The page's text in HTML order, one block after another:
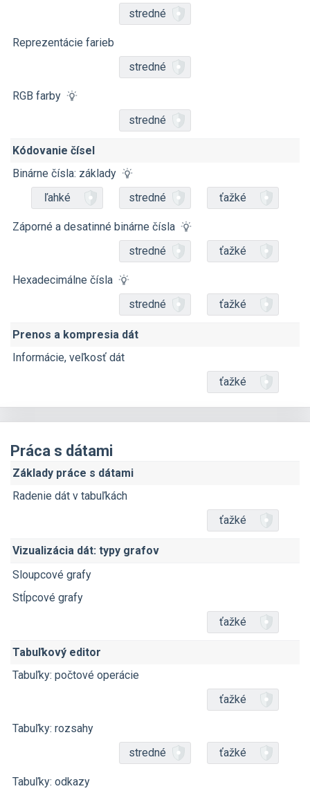
stredné
Reprezentácie farieb
stredné
RGB farby
stredné
Kódovanie čísel
Binárne čísla: základy
ľahké
stredné ťažké
Záporné a desatinné binárne čísla
stredné
ťažké
Hexadecimálne čísla
stredné
ťažké
Prenos a kompresia dát
Informácie, veľkosť dát
ťažké
Práca s dátami
Základy práce s dátami
Radenie dát v tabuľkách
ťažké
Vizualizácia dát: typy grafov
Sloupcové grafy
Stĺpcové grafy
ťažké
Tabuľkový editor
Tabuľky: počtové operácie
ťažké
Tabuľky: rozsahy
stredné
ťažké
Tabuľky: odkazy